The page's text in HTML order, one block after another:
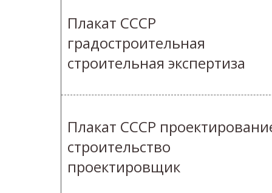
Плакат СССР
градостроительная
строительная экспертиза
Плакат СССР
строительство
проектировщик